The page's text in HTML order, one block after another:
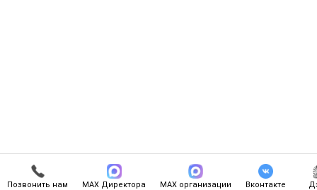
Позвонить нам МАХ Директора МАХ организации Вконтакте